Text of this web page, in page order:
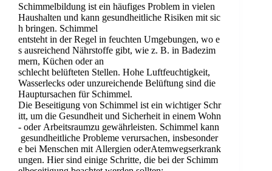
Schimmelbildung ist ein häufiges Problem in vielen
Haushalten und kann gesundheitliche Risiken mit sic
h bringen. Schimmel
entsteht in der Regel in feuchten Umgebungen, wo e
s ausreichend Nährstoffe gibt, wie z. B. in Badezim
mern, Küchen oder an
schlecht belüfteten Stellen. Hohe Luftfeuchtigkeit,
Wasserlecks oder unzureichende Belüftung sind die
Hauptursachen für Schimmel.
Die Beseitigung von Schimmel ist ein wichtiger Schr
itt, um die Gesundheit und Sicherheit in einem Wohn
- oder Arbeitsraumzu gewährleisten. Schimmel kann
gesundheitliche Probleme verursachen, insbesonder
e bei Menschen mit Allergien oderAtemwegserkrank
ungen. Hier sind einige Schritte, die bei der Schimm